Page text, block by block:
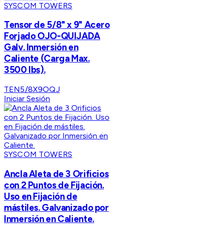
SYSCOM TOWERS
Tensor de 5/8" x 9" Acero
Forjado OJO-QUIJADA
Galv. Inmersión en
Caliente (Carga Max.
3500 lbs).
TEN5/8X9OQJ
Iniciar Sesión
SYSCOM TOWERS
Ancla Aleta de 3 Orificios
con 2 Puntos de Fijación.
Uso en Fijación de
mástiles. Galvanizado por
Inmersión en Caliente.